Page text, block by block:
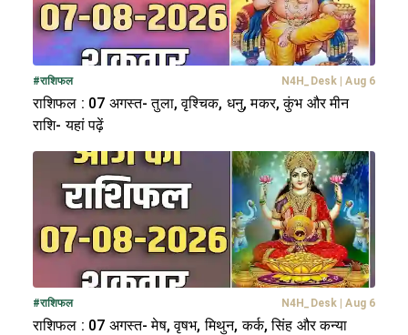
#राशिफल N4H_Desk | Aug 6
राशिफल : 07 अगस्त- तुला, वृश्चिक, धनु, मकर, कुंभ और मीन
राशि- यहां पढ़ें
#राशिफल N4H_Desk | Aug 6
राशिफल : 07 अगस्त- मेष, वृषभ, मिथुन, कर्क, सिंह और कन्या